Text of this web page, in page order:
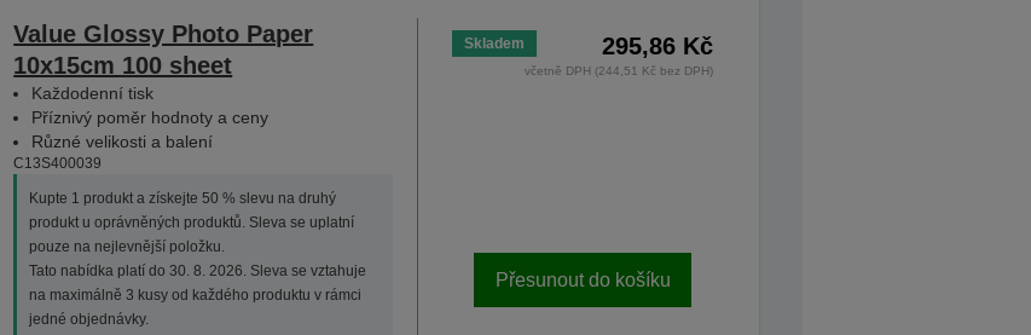
Value Glossy Photo Paper
10x15cm 100 sheet
Každodenní tisk
Příznivý poměr hodnoty a ceny
Různé velikosti a balení
C13S400039
Kupte 1 produkt a získejte 50 % slevu na druhý
produkt u oprávněných produktů. Sleva se uplatní
pouze na nejlevnější položku.
Tato nabídka platí do 30. 8. 2026. Sleva se vztahuje
na maximálně 3 kusy od každého produktu v rámci
jedné objednávky.
Skladem 295,86 Kč
včetně DPH (244,51 Kč bez DPH)
Přesunout do košíku